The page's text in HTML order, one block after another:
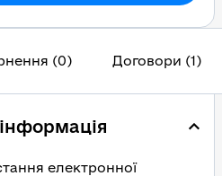
(0) Договори (1)
електронної